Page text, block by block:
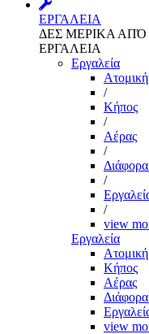
ΕΡΓΑΛΕΙΑ
ΔΕΣ ΜΕΡΙΚΑ
ΕΡΓΑΛΕΙΑ
Εργαλεία
/
Kήπος
/
Αέρας
/
/
/
view
Εργαλεία
Kήπος
Αέρας
view